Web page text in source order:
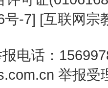
号-7] [互联网宗
电话：
举报受